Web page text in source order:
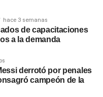
hace 3 semanas
de capacitaciones
a la demanda
derrotó por penales
campeón de la